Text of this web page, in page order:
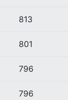
813
801
796
796